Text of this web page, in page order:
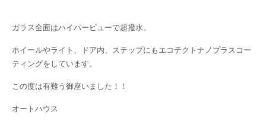
ガラス全面はハイパービューで超撥水。
ホイールやライト、ドア内、ステップにもエコテクトナノプラスコー
ティングをしています。
この度は有難う御座いました！！
オートハウス